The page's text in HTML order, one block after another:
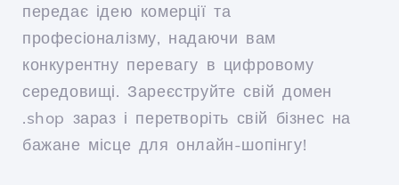
передає ідею комерції та
професіоналізму, надаючи вам
конкурентну перевагу в цифровому
середовищі. Зареєструйте свій домен
.shop зараз і перетворіть свій бізнес на
бажане місце для онлайн-шопінгу!